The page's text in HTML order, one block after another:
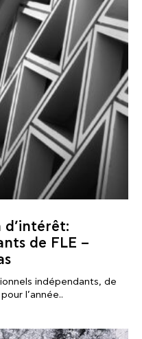
de FLE –
indépendants, de
l’année..